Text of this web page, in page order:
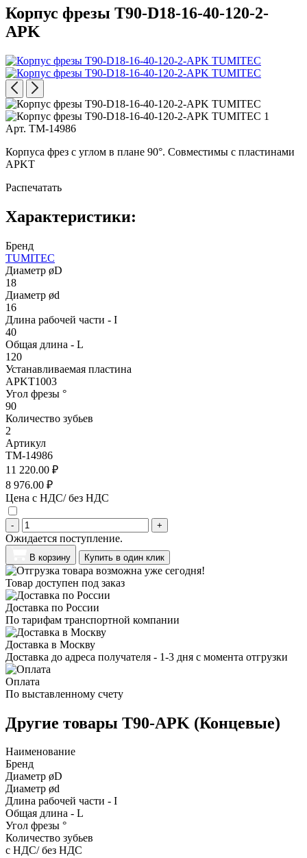
Корпус фрезы T90-D18-16-40-120-2-
APK
Арт. TM-14986
Корпуса фрез с углом в плане 90°. Совместимы с пластинами
APKT
Распечатать
Характеристики:
Бренд
TUMITEC
Диаметр øD
18
Диаметр ød
16
Длина рабочей части - I
40
Общая длина - L
120
Устанавливаемая пластина
APKT1003
Угол фрезы °
90
Количество зубьев
2
Артикул
TM-14986
11 220.00 ₽
8 976.00 ₽
Цена с НДС/ без НДС
- +
Ожидается поступление.
В корзину Купить в один клик
Товар доступен под заказ
Доставка по России
По тарифам транспортной компании
Доставка в Москву
Доставка до адреса получателя - 1-3 дня с момента отгрузки
Оплата
По выставленному счету
Другие товары T90-APK (Концевые)
Наименование
Бренд
Диаметр øD
Диаметр ød
Длина рабочей части - I
Общая длина - L
Угол фрезы °
Количество зубьев
с НДС/ без НДС